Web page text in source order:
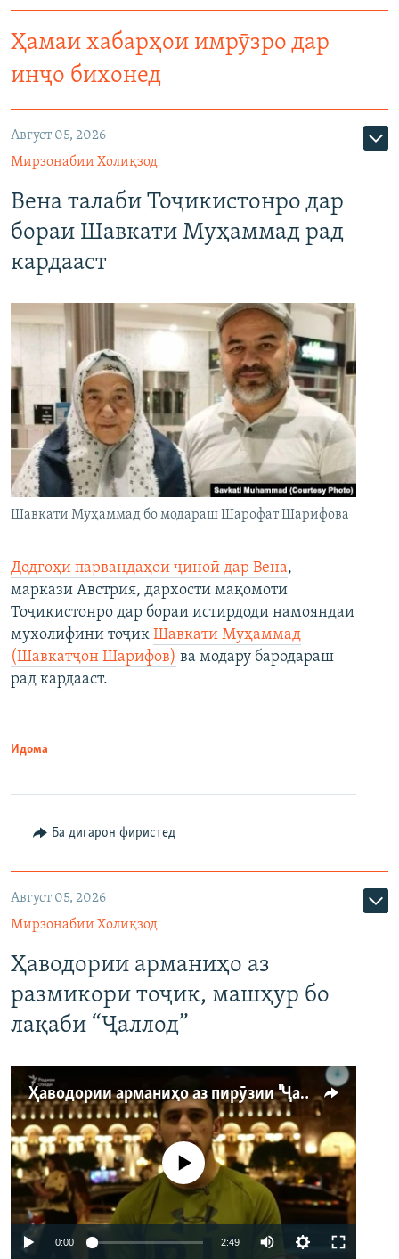
Ҳамаи хабарҳои имрӯзро дар
инҷо бихонед
Август 05, 2026
Мирзонабии Холиқзод
Вена талаби Тоҷикистонро дар
бораи Шавкати Муҳаммад рад
кардааст
Шавкати Муҳаммад бо модараш Шарофат Шарифова
Додгоҳи парвандаҳои ҷиноӣ дар Вена,
маркази Австрия, дархости мақомоти
Тоҷикистонро дар бораи истирдоди намояндаи
мухолифини тоҷик Шавкати Муҳаммад
(Шавкатҷон Шарифов) ва модару бародараш
рад кардааст.
Идома
Ба дигарон фиристед
Август 05, 2026
Мирзонабии Холиқзод
Ҳаводории арманиҳо аз
размикори тоҷик, машҳур бо
лақаби “Ҷаллод”
Ҳаводории арманиҳо аз пирӯзии "Ҷаллод"-и тоҷик
Феълан кор намекунад
0:00 2:49